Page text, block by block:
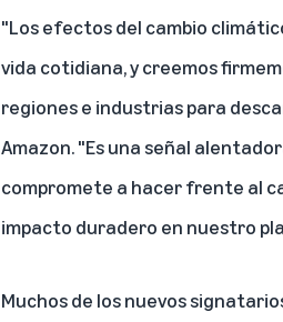
"Los efectos del cambio
vida cotidiana, y creemos
regiones e industrias para
Amazon. "Es una señal
compromete a hacer frente al
impacto duradero en nuestro
Muchos de los nuevos